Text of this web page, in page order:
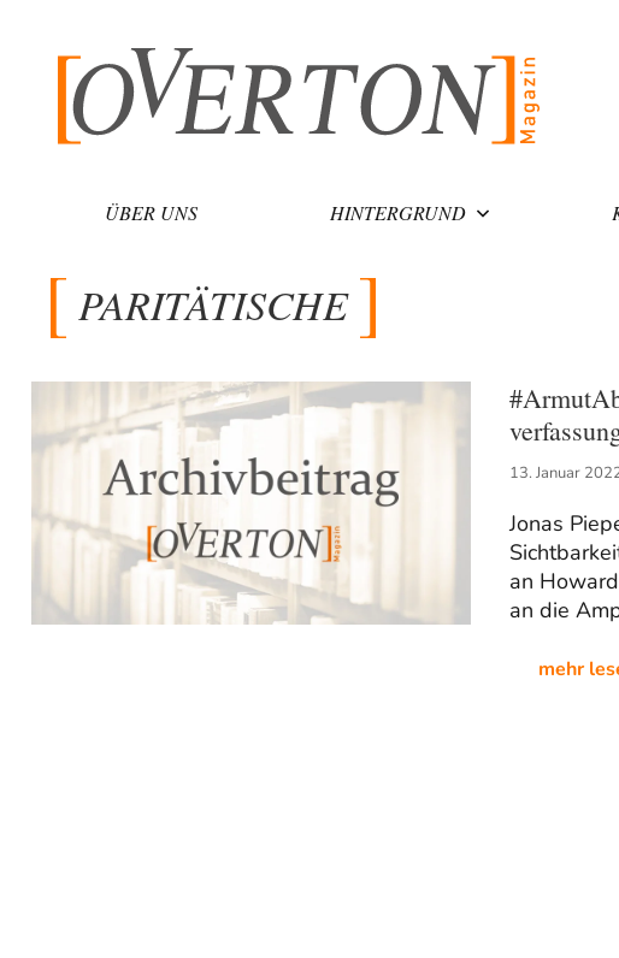
ÜBER UNS HINTERGRUND
PARITÄTISCHE
13. Januar
Jonas
an
an die
mehr